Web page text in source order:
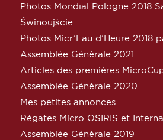
Photos Mondial Pologne 2018
Świnoujście
Photos Micr’Eau d’Heure 2018
Assemblée Générale 2021
Articles des premières
Assemblée Générale 2020
Mes petites annonces
Régates Micro OSIRIS et
Assemblée Générale 2019